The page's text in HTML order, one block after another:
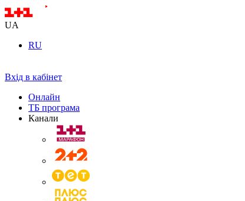
UA
RU
Вхід в кабінет
Онлайн
ТБ програма
Канали